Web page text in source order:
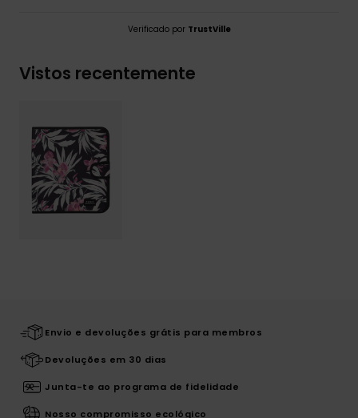
Verificado por TrustVille
Vistos recentemente
Envio e devoluções grátis para membros
Devoluções em 30 dias
Junta-te ao programa de fidelidade
Nosso compromisso ecológico